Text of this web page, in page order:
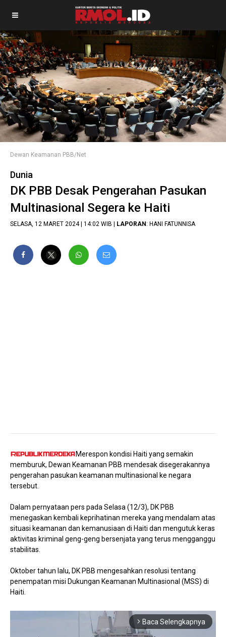
Dewan Keamanan PBB/Net
Dunia
DK PBB Desak Pengerahan Pasukan
Multinasional Segera ke Haiti
SELASA, 12 MARET 2024 | 14:02 WIB | LAPORAN: HANI FATUNNISA
Merespon kondisi Haiti yang semakin
memburuk, Dewan Keamanan PBB mendesak disegerakannya
pengerahan pasukan keamanan multinasional ke negara
tersebut.
Dalam pernyataan pers pada Selasa (12/3), DK PBB
menegaskan kembali keprihatinan mereka yang mendalam atas
situasi keamanan dan kemanusiaan di Haiti dan mengutuk keras
aktivitas kriminal geng-geng bersenjata yang terus mengganggu
stabilitas.
Oktober tahun lalu, DK PBB mengesahkan resolusi tentang
penempatan misi Dukungan Keamanan Multinasional (MSS) di
Haiti.
arrow_forward_ios Baca Selengkapnya